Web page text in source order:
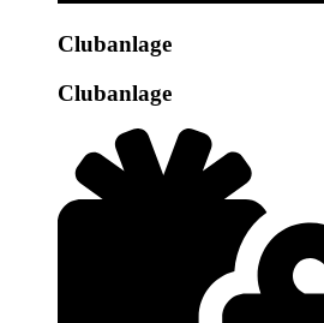
Clubanlage
Clubanlage